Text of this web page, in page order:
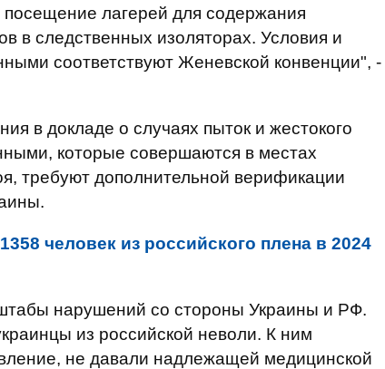
лагерей для содержания
в следственных изоляторах. Условия и
соответствуют Женевской конвенции", -
в докладе о случаях пыток и жестокого
которые совершаются в местах
требуют дополнительной верификации
человек из российского плена в 2024
нарушений со стороны Украины и РФ.
из российской неволи. К ним
не давали надлежащей медицинской